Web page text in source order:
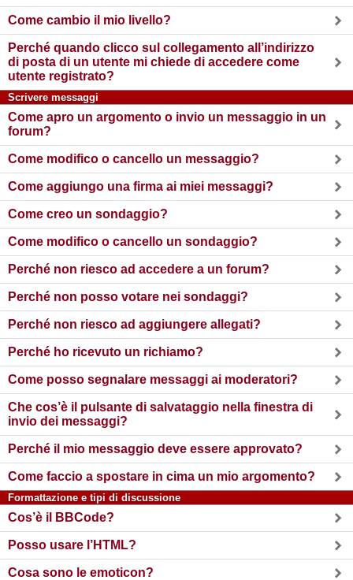
Come cambio il mio livello?
Perché quando clicco sul collegamento all’indirizzo
di posta di un utente mi chiede di accedere come
utente registrato?
Scrivere messaggi
Come apro un argomento o invio un messaggio in un
forum?
Come modifico o cancello un messaggio?
Come aggiungo una firma ai miei messaggi?
Come creo un sondaggio?
Come modifico o cancello un sondaggio?
Perché non riesco ad accedere a un forum?
Perché non posso votare nei sondaggi?
Perché non riesco ad aggiungere allegati?
Perché ho ricevuto un richiamo?
Come posso segnalare messaggi ai moderatori?
Che cos’è il pulsante di salvataggio nella finestra di
invio dei messaggi?
Perché il mio messaggio deve essere approvato?
Come faccio a spostare in cima un mio argomento?
Formattazione e tipi di discussione
Cos’è il BBCode?
Posso usare l’HTML?
Cosa sono le emoticon?